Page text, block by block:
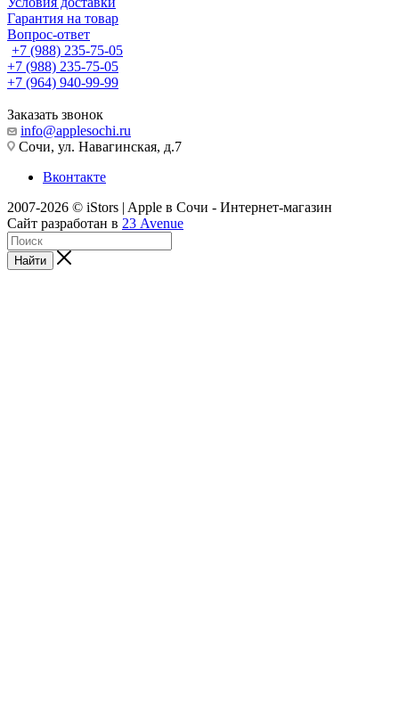
Гарантия на товар
Вопрос-ответ
+7 (988) 235-75-05
+7 (988) 235-75-05
+7 (964) 940-99-99
Заказать звонок
info@applesochi.ru
Сочи, ул. Навагинская, д.7
Вконтакте
2007-2026 © iStors | Apple в Сочи - Интернет-магазин
Сайт разработан в 23 Avenue
Найти